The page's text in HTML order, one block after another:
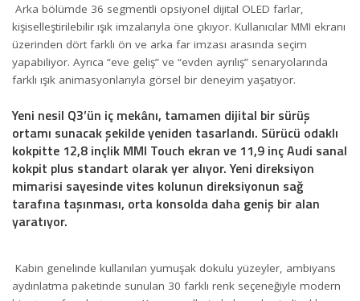
Arka bölümde 36 segmentli opsiyonel dijital OLED farlar,
kişiselleştirilebilir ışık imzalarıyla öne çıkıyor. Kullanıcılar MMI ekranı
üzerinden dört farklı ön ve arka far imzası arasında seçim
yapabiliyor. Ayrıca “eve geliş” ve “evden ayrılış” senaryolarında
farklı ışık animasyonlarıyla görsel bir deneyim yaşatıyor.
Yeni nesil Q3’ün iç mekânı, tamamen dijital bir sürüş
ortamı sunacak şekilde yeniden tasarlandı. Sürücü odaklı
kokpitte 12,8 inçlik MMI Touch ekran ve 11,9 inç Audi sanal
kokpit plus standart olarak yer alıyor. Yeni direksiyon
mimarisi sayesinde vites kolunun direksiyonun sağ
tarafına taşınması, orta konsolda daha geniş bir alan
yaratıyor.
Kabin genelinde kullanılan yumuşak dokulu yüzeyler, ambiyans
aydınlatma paketinde sunulan 30 farklı renk seçeneğiyle modern